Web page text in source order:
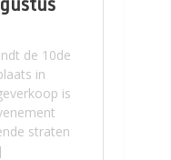
de 10de
in
is
straten